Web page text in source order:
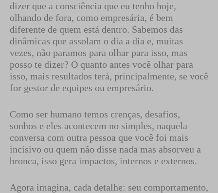
dizer que a consciência que eu tenho hoje,
olhando de fora, como empresária, é bem
diferente de quem está dentro. Sabemos das
dinâmicas que assolam o dia a dia e, muitas
vezes, não paramos para olhar para isso, mas
posso te dizer? O quanto antes você olhar para
isso, mais resultados terá, principalmente, se você
for gestor de equipes ou empresário.
Como ser humano temos crenças, desafios,
sonhos e eles acontecem no simples, naquela
conversa com outra pessoa que você foi mais
incisivo ou quem não disse nada mas absorveu a
bronca, isso gera impactos, internos e externos.
Agora imagina, cada detalhe: seu comportamento,